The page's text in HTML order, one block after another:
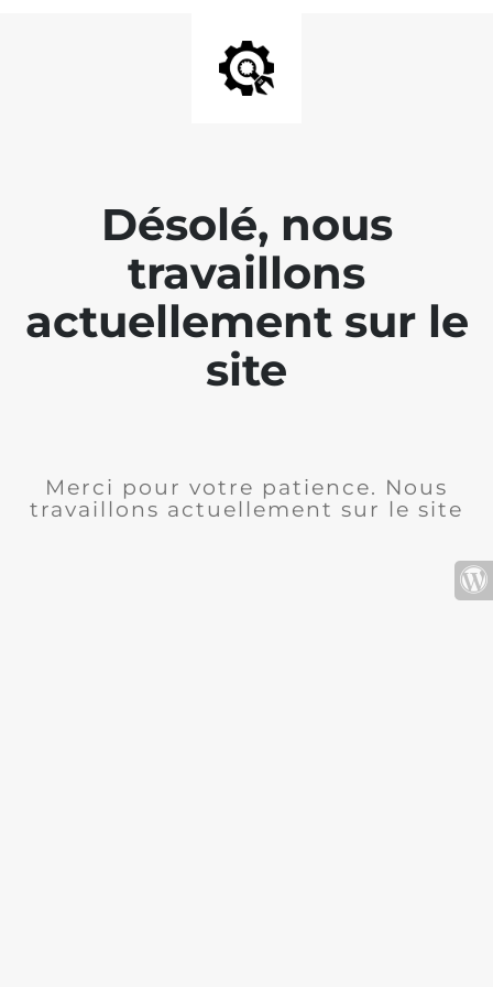
Désolé, nous
travaillons
actuellement sur le
site
Merci pour votre patience. Nous
travaillons actuellement sur le site